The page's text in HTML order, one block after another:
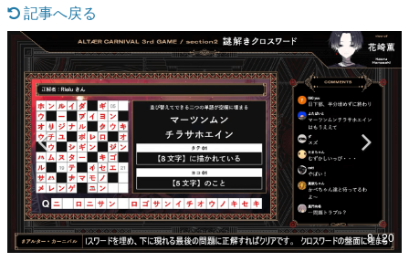
なんでゲームは面白い？
ゲーム開発者・hamatsu氏がゲームの魅力を画面や操作の
具体的な形から解き明かしていく、硬派で骨太な評論連載
です。
ゲームが変えた日本語
「経験値」「裏技」「ラスボス」… ゲームにまつわる言葉
の起源や用法の変遷を、コンピューター文化史研究家・タ
イニーP氏が徹底調査。
カテゴリ
特集記事
記事へ戻る
8 / 20